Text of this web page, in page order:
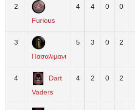
2
Furious
4 4 0 0
3
Πασαλιμανι
5 3 0 2
4
Dart
Vaders
4 2 0 2